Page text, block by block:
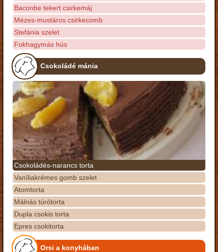
Baconbe tekert csirkemáj
Mézes-mustáros csirkecomb
Stefánia szelet
Fokhagymás hús
Csokoládé mánia
Csokoládés-narancs torta
Vaníliakrémes gomb szelet
Atomtorta
Málnás túrótorta
Dupla csokis torta
Epres csokitorta
Orsi a konyhában